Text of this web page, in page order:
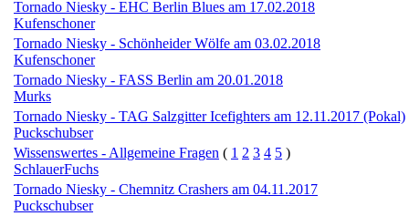
Tornado Niesky - EHC Berlin Blues am 17.02.2018
Kufenschoner
Tornado Niesky - Schönheider Wölfe am 03.02.2018
Kufenschoner
Tornado Niesky - FASS Berlin am 20.01.2018
Murks
Tornado Niesky - TAG Salzgitter Icefighters am 12.11.2017 (Pokal)
Puckschubser
Wissenswertes - Allgemeine Fragen ( 1 2 3 4 5 )
SchlauerFuchs
Tornado Niesky - Chemnitz Crashers am 04.11.2017
Puckschubser